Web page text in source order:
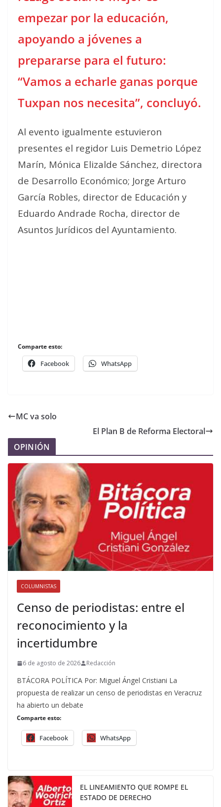
empezar por la educación,
apoyando a jóvenes a
prepararse para el futuro:
“Vamos a echarle ganas porque
Tuxpan nos necesita”, concluyó.
Al evento igualmente estuvieron
presentes el regidor Luis Demetrio López
Marín, Mónica Elizalde Sánchez, directora
de Desarrollo Económico; Jorge Arturo
García Robles, director de Educación y
Eduardo Andrade Rocha, director de
Asuntos Jurídicos del Ayuntamiento.
Comparte esto:
Facebook WhatsApp
MC va solo
El Plan B de Reforma Electoral
OPINIÓN
COLUMNISTAS
Censo de periodistas: entre el
reconocimiento y la
incertidumbre
6 de agosto de 2026 Redacción
BTÁCORA POLÍTICA Por: Miguel Ángel Cristiani La
propuesta de realizar un censo de periodistas en Veracruz
ha abierto un debate
Comparte esto:
Facebook WhatsApp
EL LINEAMIENTO QUE ROMPE EL
ESTADO DE DERECHO